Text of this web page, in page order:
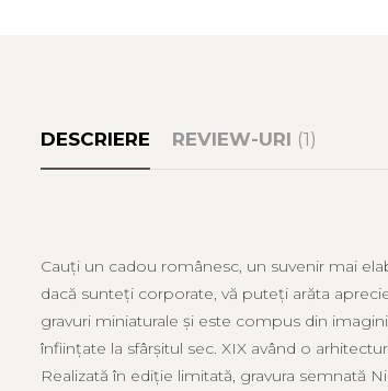
DESCRIERE REVIEW-URI (1)
Cauți un cadou românesc, un suvenir mai
dacă sunteți corporate, vă puteți arăta
gravuri miniaturale și este compus din
înființate la sfârșitul sec. XIX având o
Realizată în ediție limitată, gravura semnată